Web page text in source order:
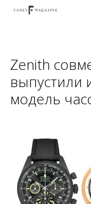
Zenith
модель